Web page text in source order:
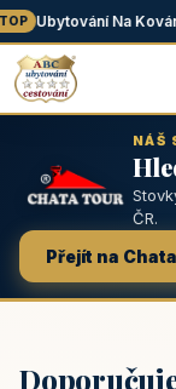
Ubytování Na
NÁŠ
ČR.
Přejít na